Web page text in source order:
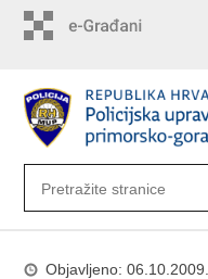
Objavljeno: 06.10.2009.